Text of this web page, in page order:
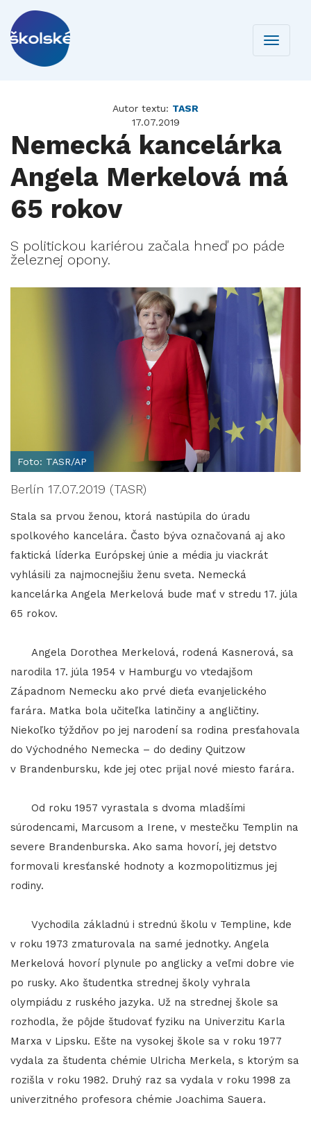
Toggle
Autor textu: TASR
17.07.2019
Nemecká kancelárka
Angela Merkelová má
65 rokov
S politickou kariérou začala hneď po páde
železnej opony.
Foto: TASR/AP
Berlín 17.07.2019 (TASR)
Stala sa prvou ženou, ktorá nastúpila do úradu
spolkového kancelára. Často býva označovaná aj ako
faktická líderka Európskej únie a média ju viackrát
vyhlásili za najmocnejšiu ženu sveta. Nemecká
kancelárka Angela Merkelová bude mať v stredu 17. júla
65 rokov.
Angela Dorothea Merkelová, rodená Kasnerová, sa
narodila 17. júla 1954 v Hamburgu vo vtedajšom
Západnom Nemecku ako prvé dieťa evanjelického
farára. Matka bola učiteľka latinčiny a angličtiny.
Niekoľko týždňov po jej narodení sa rodina presťahovala
do Východného Nemecka – do dediny Quitzow
v Brandenbursku, kde jej otec prijal nové miesto farára.
Od roku 1957 vyrastala s dvoma mladšími
súrodencami, Marcusom a Irene, v mestečku Templin na
severe Brandenburska. Ako sama hovorí, jej detstvo
formovali kresťanské hodnoty a kozmopolitizmus jej
rodiny.
Vychodila základnú i strednú školu v Templine, kde
v roku 1973 zmaturovala na samé jednotky. Angela
Merkelová hovorí plynule po anglicky a veľmi dobre vie
po rusky. Ako študentka strednej školy vyhrala
olympiádu z ruského jazyka. Už na strednej škole sa
rozhodla, že pôjde študovať fyziku na Univerzitu Karla
Marxa v Lipsku. Ešte na vysokej škole sa v roku 1977
vydala za študenta chémie Ulricha Merkela, s ktorým sa
rozišla v roku 1982. Druhý raz sa vydala v roku 1998 za
univerzitného profesora chémie Joachima Sauera.